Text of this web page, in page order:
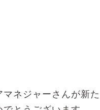
マネジャーさんが新